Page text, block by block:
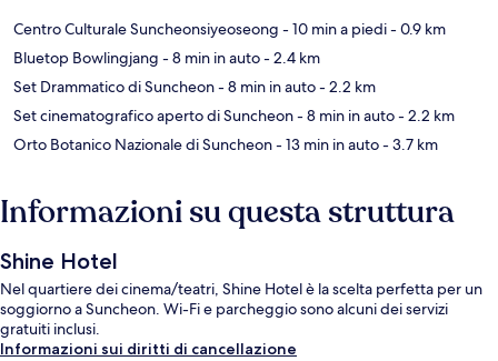
Centro Culturale Suncheonsiyeoseong - 10 min a piedi- 0.9 km
Bluetop Bowlingjang - 8 min in auto- 2.4 km
Set Drammatico di Suncheon- 8 min in auto- 2.2 km
Set cinematografico aperto di Suncheon- 8 min in auto- 2.2 km
Orto Botanico Nazionale di Suncheon- 13 min in auto- 3.7 km
Informazioni su questa struttura
Shine Hotel
Nel quartiere dei cinema/teatri, Shine Hotel è la scelta perfetta per un
soggiorno a Suncheon. Wi-Fi e parcheggio sono alcuni dei servizi
gratuiti inclusi.
Informazioni sui diritti di cancellazione